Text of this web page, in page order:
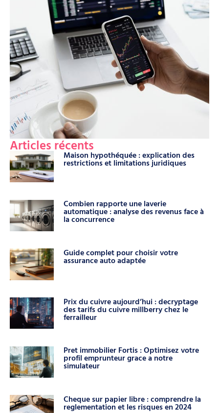
Articles récents
Maison hypothéquée : explication des
restrictions et limitations juridiques
Combien rapporte une laverie
automatique : analyse des revenus face à
la concurrence
Guide complet pour choisir votre
assurance auto adaptée
Prix du cuivre aujourd’hui : decryptage
des tarifs du cuivre millberry chez le
ferrailleur
Pret immobilier Fortis : Optimisez votre
profil emprunteur grace a notre
simulateur
Cheque sur papier libre : comprendre la
reglementation et les risques en 2024